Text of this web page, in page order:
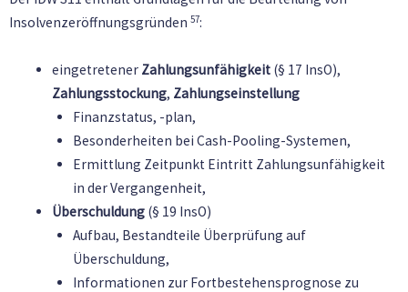
Insolvenzeröffnungsgründen 57:
eingetretener Zahlungsunfähigkeit (§ 17 InsO),
Zahlungsstockung, Zahlungseinstellung
Finanzstatus, -plan,
Besonderheiten bei Cash-Pooling-Systemen,
Ermittlung Zeitpunkt Eintritt Zahlungsunfähigkeit
in der Vergangenheit,
Überschuldung (§ 19 InsO)
Aufbau, Bestandteile Überprüfung auf
Überschuldung,
Informationen zur Fortbestehensprognose zu